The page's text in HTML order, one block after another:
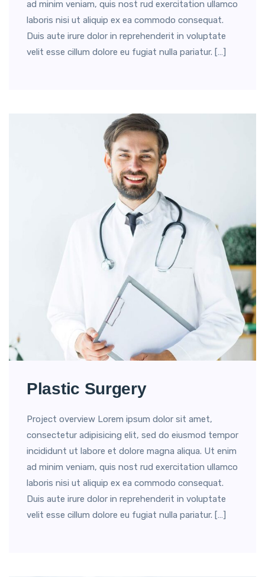
ad minim veniam, quis nost rud exercitation ullamco
laboris nisi ut aliquip ex ea commodo consequat.
Duis aute irure dolor in reprehenderit in voluptate
velit esse cillum dolore eu fugiat nulla pariatur. […]
Plastic Surgery
Project overview Lorem ipsum dolor sit amet,
consectetur adipisicing elit, sed do eiusmod tempor
incididunt ut labore et dolore magna aliqua. Ut enim
ad minim veniam, quis nost rud exercitation ullamco
laboris nisi ut aliquip ex ea commodo consequat.
Duis aute irure dolor in reprehenderit in voluptate
velit esse cillum dolore eu fugiat nulla pariatur. […]